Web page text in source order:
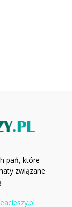
pań, które
związane